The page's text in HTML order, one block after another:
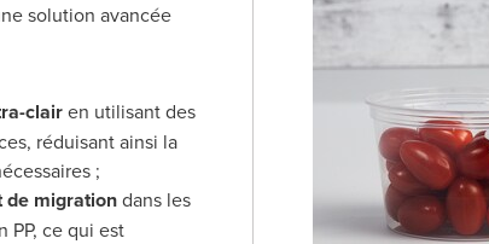
solution avancée
clairen utilisant des
réduisant ainsi la
;
de migrationdans les
PP, ce qui est